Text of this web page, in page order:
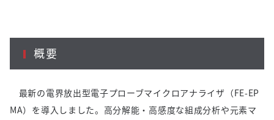
概要
最新の電界放出型電子プローブマイクロアナライザ（FE-EP
MA）を導入しました。高分解能・高感度な組成分析や元素マ